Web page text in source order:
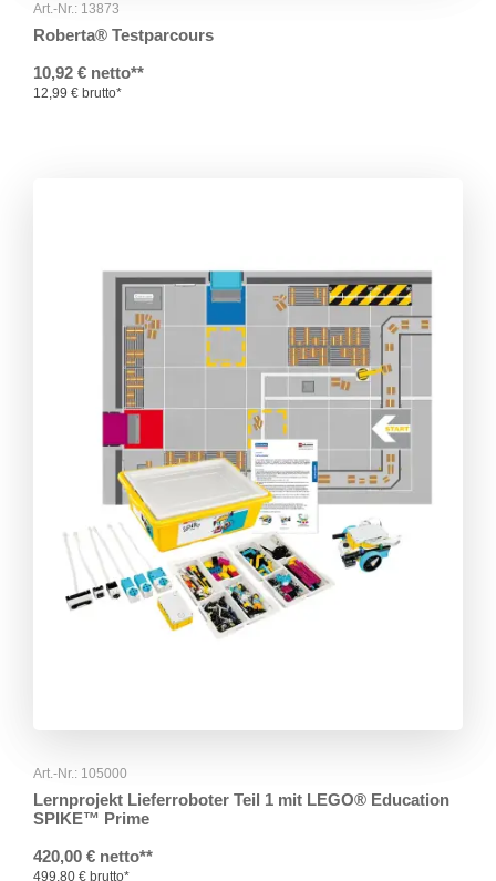
Art.-Nr.: 13873
Roberta® Testparcours
10,92 € netto**
12,99 € brutto*
Art.-Nr.: 105000
Lernprojekt Lieferroboter Teil 1 mit LEGO® Education
SPIKE™ Prime
420,00 € netto**
499,80 € brutto*